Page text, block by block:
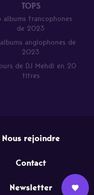
TOPS
albums francophones
de 2023
anglophones de
2023
de DJ Mehdi en 20
titres
Nous rejoindre
Contact
Newsletter